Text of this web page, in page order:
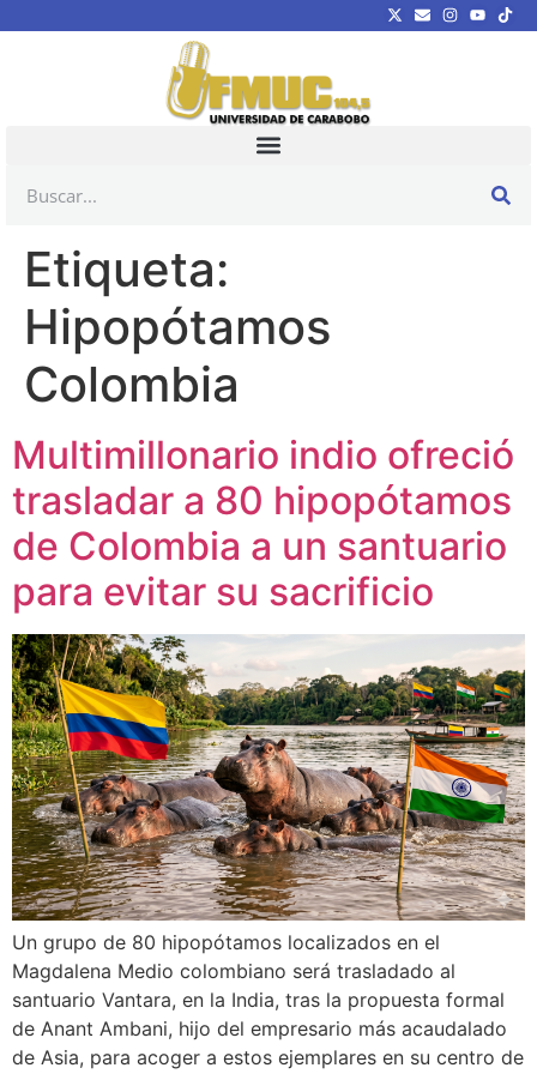
Etiqueta:
Hipopótamos
Colombia
Multimillonario indio ofreció
trasladar a 80 hipopótamos
de Colombia a un santuario
para evitar su sacrificio
Un grupo de 80 hipopótamos localizados en el
Magdalena Medio colombiano será trasladado al
santuario Vantara, en la India, tras la propuesta formal
de Anant Ambani, hijo del empresario más acaudalado
de Asia, para acoger a estos ejemplares en su centro de